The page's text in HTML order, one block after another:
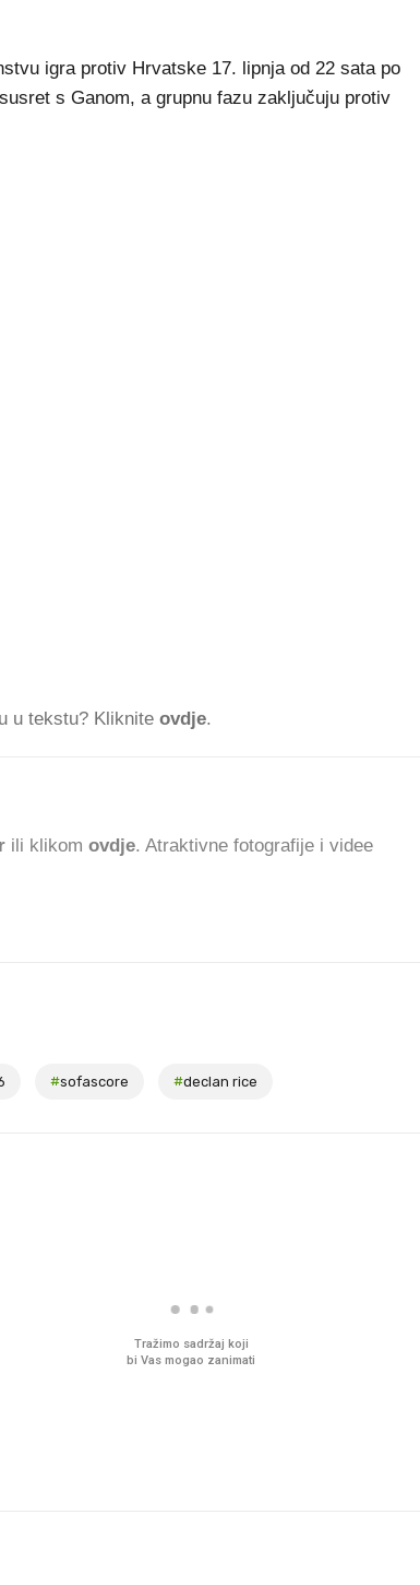
igra protiv Hrvatske 17. lipnja od 22 sata po
s Ganom, a grupnu fazu zaključuju protiv
u tekstu? Kliknite ovdje.
ili klikom ovdje. Atraktivne fotografije i videe
#sofascore #declan rice
Tražimo sadržaj koji
bi Vas mogao zanimati